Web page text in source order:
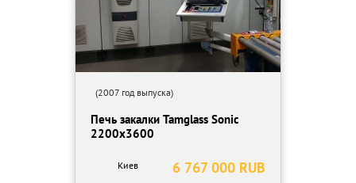
(2007 год выпуска)
Печь закалки Tamglass Sonic
2200x3600
6 767 000 RUB
Киев